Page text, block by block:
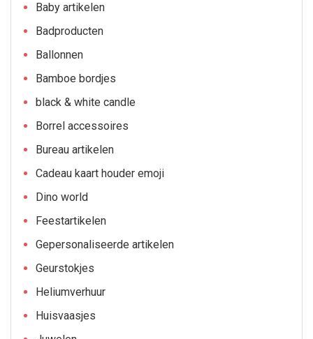
Baby artikelen
Badproducten
Ballonnen
Bamboe bordjes
black & white candle
Borrel accessoires
Bureau artikelen
Cadeau kaart houder emoji
Dino world
Feestartikelen
Gepersonaliseerde artikelen
Geurstokjes
Heliumverhuur
Huisvaasjes